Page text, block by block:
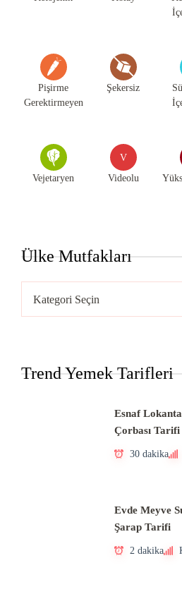
Pişirme
Gerektirmeyen
Şekersiz
Vejetaryen
V
Videolu
Ülke Mutfakları
Mutfakları
Trend Yemek Tarifleri
Esnaf
Çorbası Tarifi
30 dakika
Evde Meyve
Şarap Tarifi
2 dakika